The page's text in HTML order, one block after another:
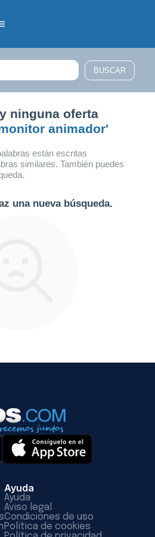
ninguna oferta
animador'
están escritas
similares. También puedes
una nueva búsqueda.
Ayuda
Ayuda
Aviso legal
Condiciones de uso
Política de cookies